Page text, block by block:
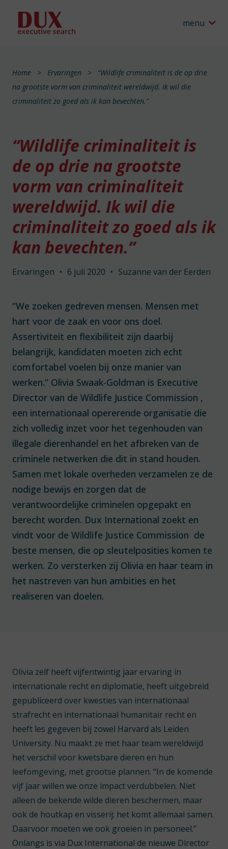
menu
Home Ervaringen
“Wildlife criminaliteit is de op drie
na grootste vorm van criminaliteit wereldwijd. Ik wil die
criminaliteit zo goed als ik kan bevechten.”
“Wildlife criminaliteit is
de op drie na grootste
vorm van criminaliteit
wereldwijd. Ik wil die
criminaliteit zo goed als ik
kan bevechten.”
Ervaringen • 6 juli 2020 • Suzanne van der Eerden
“We zoeken gedreven mensen. Mensen met
hart voor de zaak en voor ons doel.
Assertiviteit en flexibiliteit zijn daarbij
belangrijk, kandidaten moeten zich echt
comfortabel voelen bij onze manier van
werken.” Olivia Swaak-Goldman is Executive
Director van de Wildlife Justice Commission ,
een internationaal opererende organisatie die
zich volledig inzet voor het tegenhouden van
illegale dierenhandel en het afbreken van de
criminele netwerken die dit in stand houden.
Samen met lokale overheden verzamelen ze de
nodige bewijs en zorgen dat de
verantwoordelijke criminelen opgepakt en
berecht worden. Dux International zoekt en
vindt voor de Wildlife Justice Commission de
beste mensen, die op sleutelposities komen te
werken. Zo versterken zij Olivia en haar team in
het nastreven van hun ambities en het
realiseren van doelen.
Olivia zelf heeft vijfentwintig jaar ervaring in
internationale recht en diplomatie, heeft uitgebreid
gepubliceerd over kwesties van internationaal
strafrecht en internationaal humanitair recht en
heeft les gegeven bij zowel Harvard als Leiden
University. Nu maakt ze met haar team wereldwijd
het verschil voor kwetsbare dieren en hun
leefomgeving, met grootse plannen. “In de komende
vijf jaar willen we onze impact verdubbelen. Niet
alleen de bekende wilde dieren beschermen, maar
ook de houtkap en visserij: het komt allemaal samen.
Daarvoor moeten we ook groeien in personeel.”
Onlangs is via Dux International de nieuwe Director